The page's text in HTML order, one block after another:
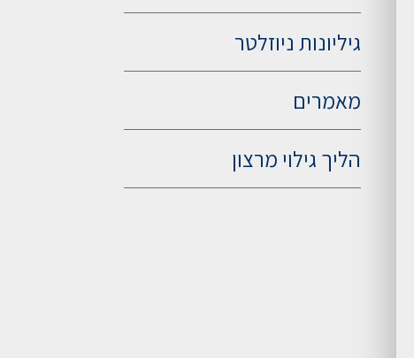
גיליונות ניוזלטר
מאמרים
הליך גילוי מרצון